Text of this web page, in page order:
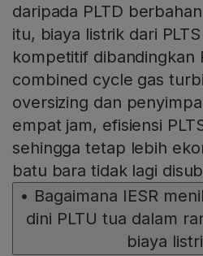
daripada PLTD
itu, biaya listrik dari
kompetitif dibandingkan
combined cycle gas
oversizing dan
empat jam, efisiensi
sehingga tetap lebih
batu bara tidak lagi
• Bagaimana IESR
dini PLTU tua dalam
biaya